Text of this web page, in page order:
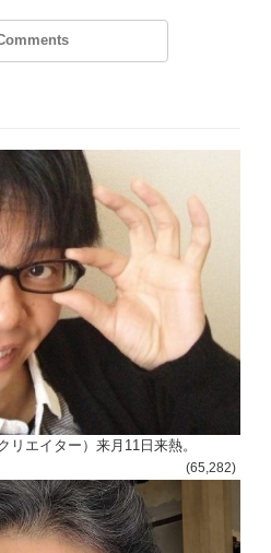
リエイター）来月11日来熱。
(65,282)